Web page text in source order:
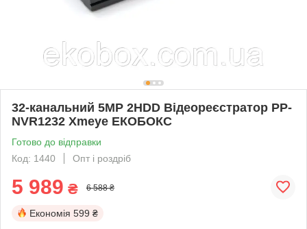
32-канальний 5MP 2HDD Відеореєстратор PP-
NVR1232 Xmeye ЕКОБОКС
Готово до відправки
Код: 1440
Опт і роздріб
5 989 ₴ 6 588 ₴
Економія 599 ₴